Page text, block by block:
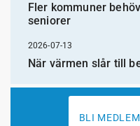
Fler kommuner
seniorer
2026-07-13
När värmen slår till
BLI